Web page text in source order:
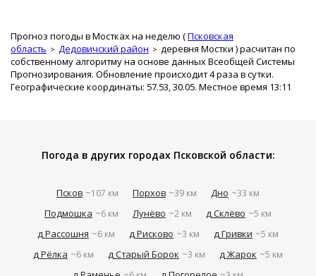
Прогноз погоды в Мостках на неделю (Псковская
область
Дедовичский район деревня Мостки ) расчитан по
собственному алгоритму на основе данных Всеобщей Системы
Прогнозирования. Обновление происходит 4 раза в сутки.
Географические координаты: 57.53, 30.05. Местное время 13:11
Погода в других городах Псковской области:
Псков ~107 км Порхов ~39 км Дно ~33 км
Подмошка ~6 км Лунёво ~2 км д Склёво ~5 км
д Рассошня ~6 км д Рисково ~3 км д Гривки ~5 км
д Рёлка ~6 км д Старый Борок ~3 км д Жарок ~5 км